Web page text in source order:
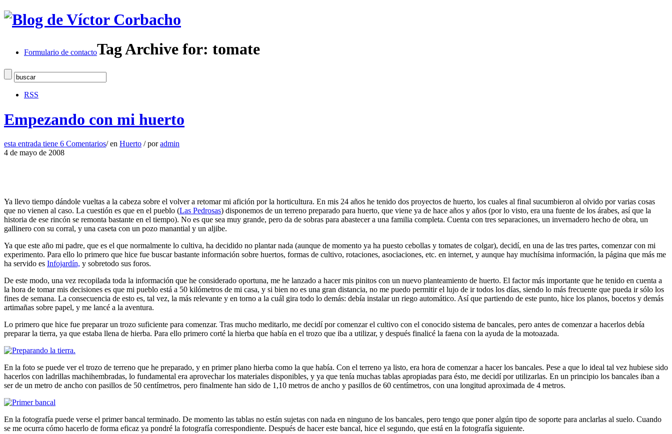
Formulario de contactoTag Archive for: tomate
RSS
Empezando con mi huerto
esta entrada tiene 6 Comentarios/ en Huerto / poradmin
4 de mayo de 2008
Ya llevo tiempo dándole vueltas a la cabeza sobre el volver a retomar mi afición por la horticultura. En mis 24 años he tenido dos proyectos de huerto, los cuales al final sucumbieron al olvido por varias cosas
que no vienen al caso. La cuestión es que en el pueblo (Las Pedrosas) disponemos de un terreno preparado para huerto, que viene ya de hace años y años (por lo visto, era una fuente de los árabes, así que la
historia de ese rincón se remonta bastante en el tiempo). No es que sea muy grande, pero da de sobras para abastecer a una familia completa. Cuenta con tres separaciones, un invernadero hecho de obra, un
gallinero con su corral, y una caseta con un pozo manantial y un aljibe.
Ya que este año mi padre, que es el que normalmente lo cultiva, ha decidido no plantar nada (aunque de momento ya ha puesto cebollas y tomates de colgar), decidí, en una de las tres partes, comenzar con mi
experimento. Para ello lo primero que hice fue buscar bastante información sobre huertos, formas de cultivo, rotaciones, asociaciones, etc. en internet, y aunque hay muchísima información, la página que más me
ha servido es Infojardín, y sobretodo sus foros.
De este modo, una vez recopilada toda la información que he considerado oportuna, me he lanzado a hacer mis pinitos con un nuevo planteamiento de huerto. El factor más importante que he tenido en cuenta a
la hora de tomar mis decisiones es que mi pueblo está a 50 kilómetros de mi casa, y si bien no es una gran distancia, no me puedo permitir el lujo de ir todos los días, siendo lo más frecuente que pueda ir sólo los
fines de semana. La consecuencia de esto es, tal vez, la más relevante y en torno a la cuál gira todo lo demás: debía instalar un riego automático. Así que partiendo de este punto, hice los planos, bocetos y demás
artimañas sobre papel, y me lancé a la aventura.
Lo primero que hice fue preparar un trozo suficiente para comenzar. Tras mucho meditarlo, me decidí por comenzar el cultivo con el conocido sistema de bancales, pero antes de comenzar a hacerlos debía
preparar la tierra, ya que estaba llena de hierba. Para ello primero corté la hierba que había en el trozo que iba a utilizar, y después finalicé la faena con la ayuda de la motoazada.
En la foto se puede ver el trozo de terreno que he preparado, y en primer plano hierba como la que había. Con el terreno ya listo, era hora de comenzar a hacer los bancales. Pese a que lo ideal tal vez hubiese sido
hacerlos con ladrillas machihembradas, lo fundamental era aprovechar los materiales disponibles, y ya que tenía muchas tablas apropiadas para ésto, me decidí por utilizarlas. En un principio los bancales iban a
ser de un metro de ancho con pasillos de 50 centímetros, pero finalmente han sido de 1,10 metros de ancho y pasillos de 60 centímetros, con una longitud aproximada de 4 metros.
En la fotografía puede verse el primer bancal terminado. De momento las tablas no están sujetas con nada en ninguno de los bancales, pero tengo que poner algún tipo de soporte para anclarlas al suelo. Cuando
se me ocurra cómo hacerlo de forma eficaz ya pondré la fotografía correspondiente. Después de hacer este bancal, hice el segundo, que está en la fotografía siguiente.